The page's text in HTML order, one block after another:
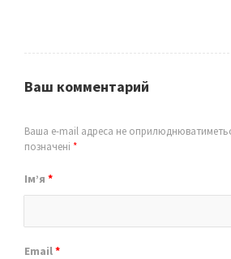
Ваш комментарий
Ваша e-mail адреса не
позначені *
Ім’я *
Email*